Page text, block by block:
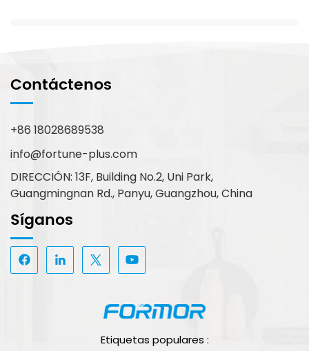
Contáctenos
+86 18028689538
info@fortune-plus.com
DIRECCIÓN: 13F, Building No.2, Uni Park,
Guangmingnan Rd., Panyu, Guangzhou, China
Síganos
Etiquetas populares :